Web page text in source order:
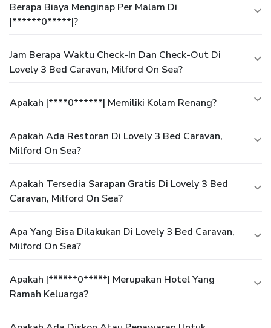
Berapa Biaya Menginap Per Malam Di
|******0*****|?
Jam Berapa Waktu Check-In Dan Check-Out Di
Lovely 3 Bed Caravan, Milford On Sea?
Apakah |****0******| Memiliki Kolam Renang?
Apakah Ada Restoran Di Lovely 3 Bed Caravan,
Milford On Sea?
Apakah Tersedia Sarapan Gratis Di Lovely 3 Bed
Caravan, Milford On Sea?
Apa Yang Bisa Dilakukan Di Lovely 3 Bed Caravan,
Milford On Sea?
Apakah |******0*****| Merupakan Hotel Yang
Ramah Keluarga?